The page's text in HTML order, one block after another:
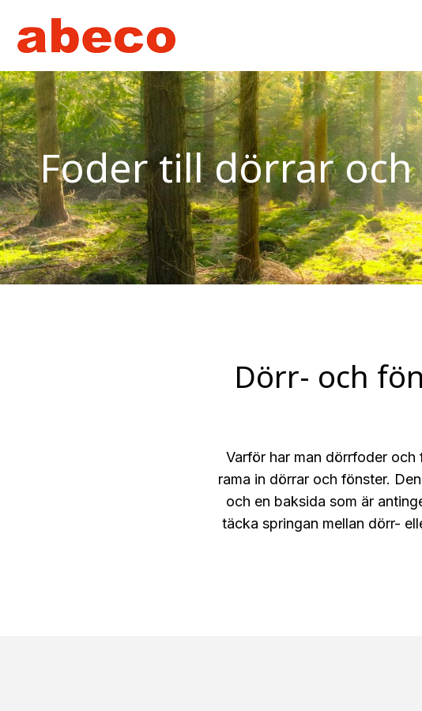
Foder till dörrar
Dörr- och
Varför har man dörrfoder
rama in dörrar och fönster.
och en baksida som är
täcka springan mellan dörr-